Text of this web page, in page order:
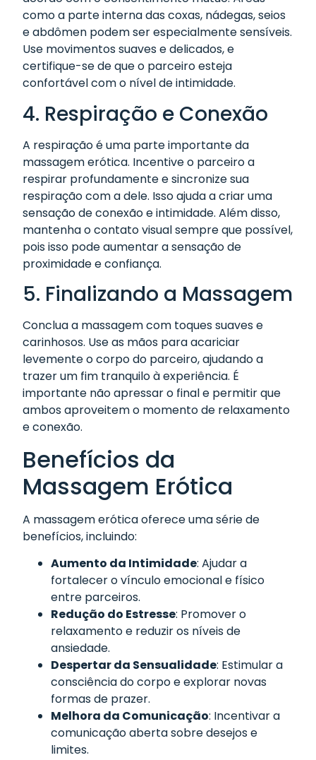
como a parte interna das coxas, nádegas, seios
e abdômen podem ser especialmente sensíveis.
Use movimentos suaves e delicados, e
certifique-se de que o parceiro esteja
confortável com o nível de intimidade.
4. Respiração e Conexão
A respiração é uma parte importante da
massagem erótica. Incentive o parceiro a
respirar profundamente e sincronize sua
respiração com a dele. Isso ajuda a criar uma
sensação de conexão e intimidade. Além disso,
mantenha o contato visual sempre que possível,
pois isso pode aumentar a sensação de
proximidade e confiança.
5. Finalizando a Massagem
Conclua a massagem com toques suaves e
carinhosos. Use as mãos para acariciar
levemente o corpo do parceiro, ajudando a
trazer um fim tranquilo à experiência. É
importante não apressar o final e permitir que
ambos aproveitem o momento de relaxamento
e conexão.
Benefícios da
Massagem Erótica
A massagem erótica oferece uma série de
benefícios, incluindo:
Aumento da Intimidade: Ajudar a
fortalecer o vínculo emocional e físico
entre parceiros.
Redução do Estresse: Promover o
relaxamento e reduzir os níveis de
ansiedade.
Despertar da Sensualidade: Estimular a
consciência do corpo e explorar novas
formas de prazer.
Melhora da Comunicação: Incentivar a
comunicação aberta sobre desejos e
limites.